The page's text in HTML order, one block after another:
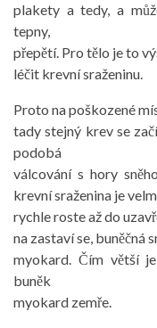
plakety a tedy, a
tepny,
přepětí. Pro tělo je to
léčit krevní sraženinu.
Proto na poškozené
tady stejný krev se
podobá
válcování s hory
krevní sraženina je
rychle roste až do
na zastaví se, buněčná
myokard. Čím větší
buněk
myokard zemře.